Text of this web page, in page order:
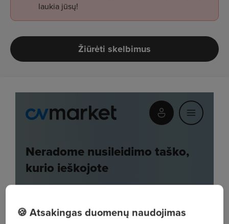
laukia jūsų!
Žiūrėti skelbimus
🍪 Atsakingas duomenų naudojimas